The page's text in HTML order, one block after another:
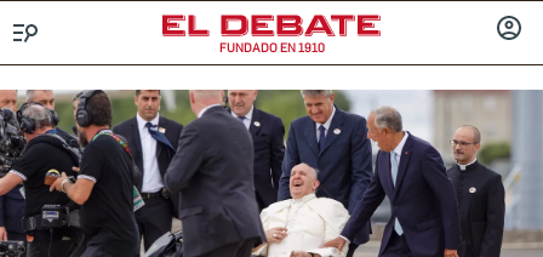
FUNDADO EN 1910